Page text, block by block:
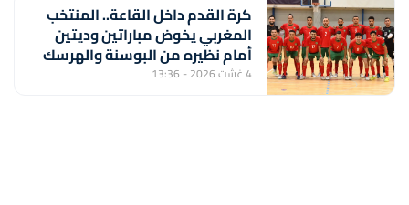
كرة القدم داخل القاعة.. المنتخب
المغربي يخوض مباراتين وديتين
أمام نظيره من البوسنة والهرسك
4 غشت 2026 - 13:36